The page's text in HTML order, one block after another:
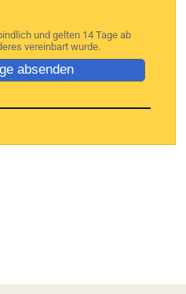
und gelten 14 Tage ab
vereinbart wurde.